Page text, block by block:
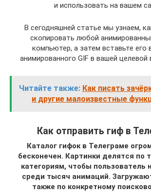
и использовать на вашем
В сегодняшней статье мы узнаем,
скопировать любой
компьютер, а затем вставьте его
анимированного GIF в вашей целевой
Читайте также: Как писать
и другие малоизвестные
Как отправить гиф в
Каталог гифок в Телеграме
бесконечен. Картинки делятся по
категориям, чтобы пользователь
среди тысяч анимаций.
также по конкретному